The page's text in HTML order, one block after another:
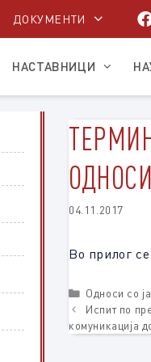
ДОКУМЕНТИ
НАСТАВНИЦИ
04.11.2017
Во прилог
Categories
Односи со
Испит по
комуникација